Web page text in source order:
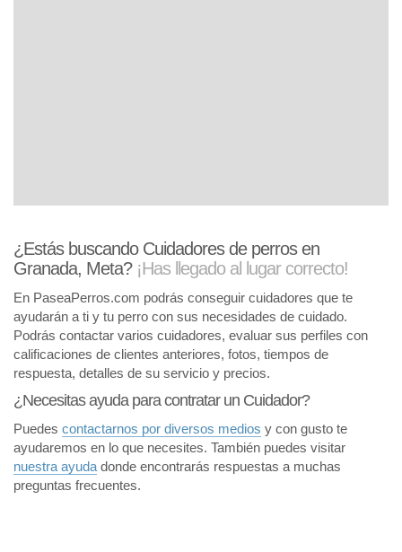
¿Estás buscando Cuidadores de perros en
Granada, Meta? ¡Has llegado al lugar correcto!
En PaseaPerros.com podrás conseguir cuidadores que te
ayudarán a ti y tu perro con sus necesidades de cuidado.
Podrás contactar varios cuidadores, evaluar sus perfiles con
calificaciones de clientes anteriores, fotos, tiempos de
respuesta, detalles de su servicio y precios.
¿Necesitas ayuda para contratar un Cuidador?
Puedes contactarnos por diversos medios y con gusto te
ayudaremos en lo que necesites. También puedes visitar
nuestra ayuda donde encontrarás respuestas a muchas
preguntas frecuentes.